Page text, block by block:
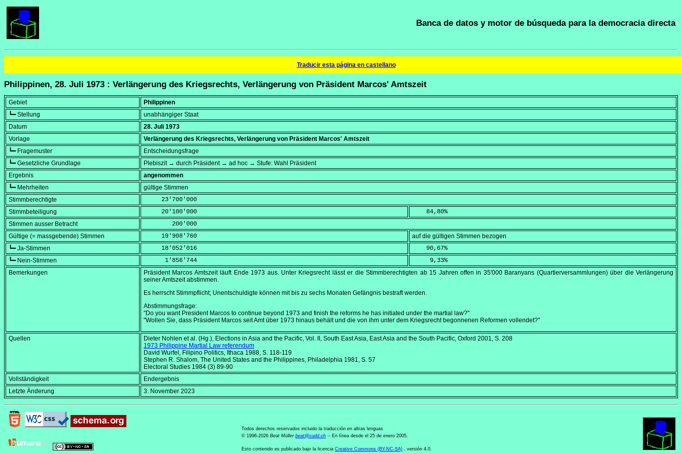
Banca de datos y motor de búsqueda para la democracia directa
Traducir esta página en castellano
Philippinen, 28. Juli 1973 : Verlängerung des Kriegsrechts, Verlängerung von Präsident Marcos' Amtszeit
Gebiet
Philippinen
┗━ Stellung
unabhängiger Staat
Datum
28. Juli 1973
Vorlage
Verlängerung des Kriegsrechts, Verlängerung von Präsident Marcos' Amtszeit
┗━ Fragemuster
Entscheidungsfrage
┗━ Gesetzliche Grundlage
Plebiszit → durch Präsident → ad hoc → Stufe: Wahl Präsident
Ergebnis
angenommen
┗━ Mehrheiten
gültige Stimmen
Stimmberechtigte
     23'700'000
Stimmbeteiligung
     20'100'000
    84,80
%
Stimmen ausser Betracht
        200'000
Gültige (= massgebende) Stimmen
     19'908'760
auf die gültigen Stimmen bezogen
┗━ Ja-Stimmen
     18'052'016
    90,67
%
┗━ Nein-Stimmen
      1'856'744
     9,33
%
Bemerkungen
Präsident Marcos Amtszeit läuft Ende 1973 aus. Unter Kriegsrecht lässt er die Stimmberechtigten ab 15 Jahren offen in 35'000 Baranyans (Quartierversammlungen) über die Verlängerung
seiner Amtszeit abstimmen.
Es herrscht Stimmpflicht; Unentschuldigte können mit bis zu sechs Monaten Gefängnis bestraft werden.
Abstimmungsfrage:
"Do you want President Marcos to continue beyond 1973 and finish the reforms he has initiated under the martial law?"
"Wollen Sie, dass Präsident Marcos seit Amt über 1973 hinaus behält und die von ihm unter dem Kriegsrecht begonnenen Reformen vollendet?"
Quellen Dieter Nohlen et al. (Hg.), Elections in Asia and the Pacific, Vol. II, South East Asia, East Asia and the South Pacific, Oxford 2001, S. 208
1973 Philippine Martial Law referendum
David Wurfel, Filipino Politics, Ithaca 1988, S. 118-119
Stephen R. Shalom, The United States and the Philippines, Philadelphia 1981, S. 57
Electoral Studies 1984 (3) 89-90
Vollständigkeit
Endergebnis
Letzte Änderung
3. November 2023
Todos derechos reservados incluido la traducción en altras lenguas
© 1996-2026 Beat Müller beat@sudd.ch -- En línea desde el 25 de enero 2005.
Esto contenido es publicado bajo la licencia Creative Commons (BY-NC-SA) , versión 4.0.